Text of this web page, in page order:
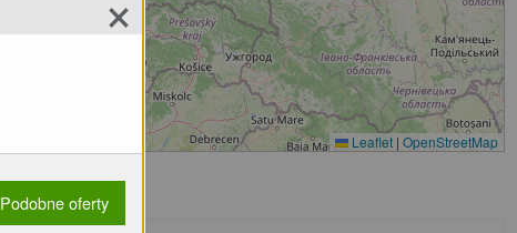
Leaflet | OpenStreetMap
Podobne oferty